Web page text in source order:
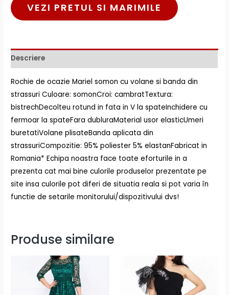
VEZI PRETUL SI MARIMILE
Descriere
Rochie de ocazie Mariel somon cu volane si banda din
strassuri Culoare: somonCroi: cambratTextura:
bistrechDecolteu rotund in fata in V la spateInchidere cu
fermoar la spateFara dubluraMaterial usor elasticUmeri
buretatiVolane plisateBanda aplicata din
strassuriCompozitie: 95% poliester 5% elastanFabricat in
Romania* Echipa noastra face toate eforturile in a
prezenta cat mai bine culorile produselor prezentate pe
site insa culorile pot diferi de situatia reala si pot varia în
functie de setarile monitorului/dispozitivului dvs!
Produse similare